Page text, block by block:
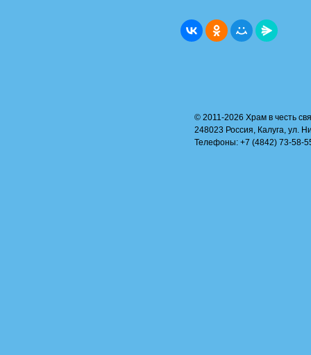
© 2011-2026 Храм в честь
248023 Россия, Калуга, ул.
Телефоны: +7 (4842) 73-58-